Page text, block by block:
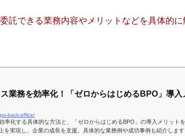
託できる業務内容やメリットなどを具体的に
業務を効率化！「ゼロからはじめるBPO」導入
back-office/
率化する具体的な方法と、「ゼロからはじめるBPO」の導入メリット
を実現し、企業の成長を支援。具体的な業務例や成功事例も紹介します